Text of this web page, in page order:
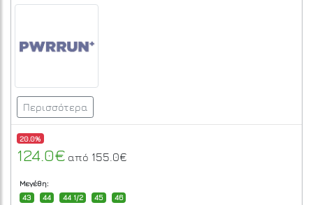
Περισσότερα
20.0%
124.0€ από 155.0€
Μεγέθη:
43
44 44 1/2 45 46